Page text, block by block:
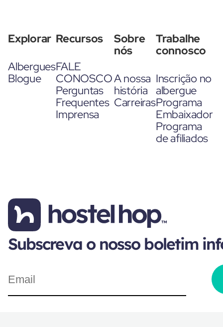
Explorar
Albergues
Blogue
Recursos
FALE
CONOSCO
Perguntas
Frequentes
Imprensa
Sobre
nós
A nossa
história
Carreiras
Trabalhe
connosco
Inscrição no
albergue
Programa
Embaixador
Programa
de afiliados
Subscreva o nosso boletim